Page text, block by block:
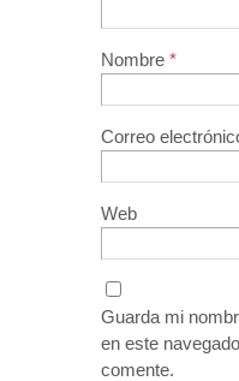
Nombre *
Correo
Web
Guarda mi
en este
comente.